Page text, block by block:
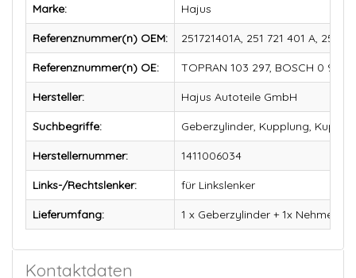
Marke: Hajus
Referenznummer(n) OEM: 251721401A, 251 721 401 A, 251
Referenznummer(n) OE: TOPRAN 103 297, BOSCH 0 986
Hersteller: Hajus Autoteile GmbH
Suchbegriffe: Geberzylinder, Kupplung,
Herstellernummer: 1411006034
Links-/Rechtslenker: für Linkslenker
Lieferumfang: 1 x Geberzylinder + 1x
Kontaktdaten